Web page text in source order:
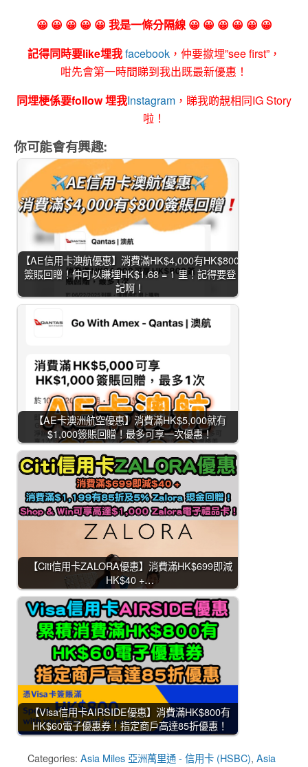
😀 😀 😀 😀 😀 我是一條分隔線 😀 😀 😀 😀 😀 😀
記得同時要like埋我facebook ，仲要撳埋”see first”，
咁先會第一時間睇到我出既最新優惠！
同埋梗係要follow 埋我Instagram ，睇我啲靚相同IG Story
啦！
你可能會有興趣:
【AE信用卡澳航優惠】消費滿HK$4,000有HK$800
簽賬回贈！仲可以賺埋HK$1.68 = 1 里！記得要登
記啊！
【AE卡澳洲航空優惠】消費滿HK$5,000就有
$1,000簽賬回贈！最多可享一次優惠！
【Citi信用卡ZALORA優惠】消費滿HK$699即減
HK$40 +…
【Visa信用卡AIRSIDE優惠】消費滿HK$800有
HK$60電子優惠券！指定商戶高達85折優惠！
Categories: Asia Miles 亞洲萬里通 - 信用卡 (HSBC), Asia